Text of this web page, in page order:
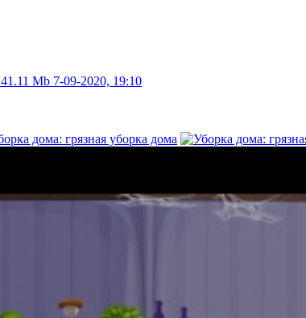
41.11 Mb 7-09-2020, 19:10